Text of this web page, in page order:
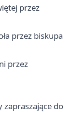
przez
przez biskupa
przez
zapraszające do